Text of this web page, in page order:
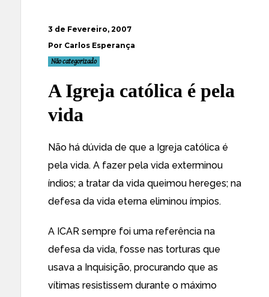
3 de Fevereiro, 2007
Por Carlos Esperança
Não categorizado
A Igreja católica é pela
vida
Não há dúvida de que a Igreja católica é
pela vida. A fazer pela vida exterminou
índios; a tratar da vida queimou hereges; na
defesa da vida eterna eliminou ímpios.
A ICAR sempre foi uma referência na
defesa da vida, fosse nas torturas que
usava a Inquisição, procurando que as
vítimas resistissem durante o máximo